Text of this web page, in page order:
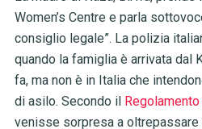
Women’s Centre e parla
consiglio legale”. La polizia
quando la famiglia è arrivata dal
fa, ma non è in Italia che
di asilo. Secondo il
venisse sorpresa a